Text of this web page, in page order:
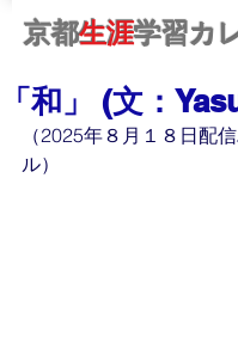
京都生涯学習カ
「和」 (文：
（2025年８月１８日配
ル）